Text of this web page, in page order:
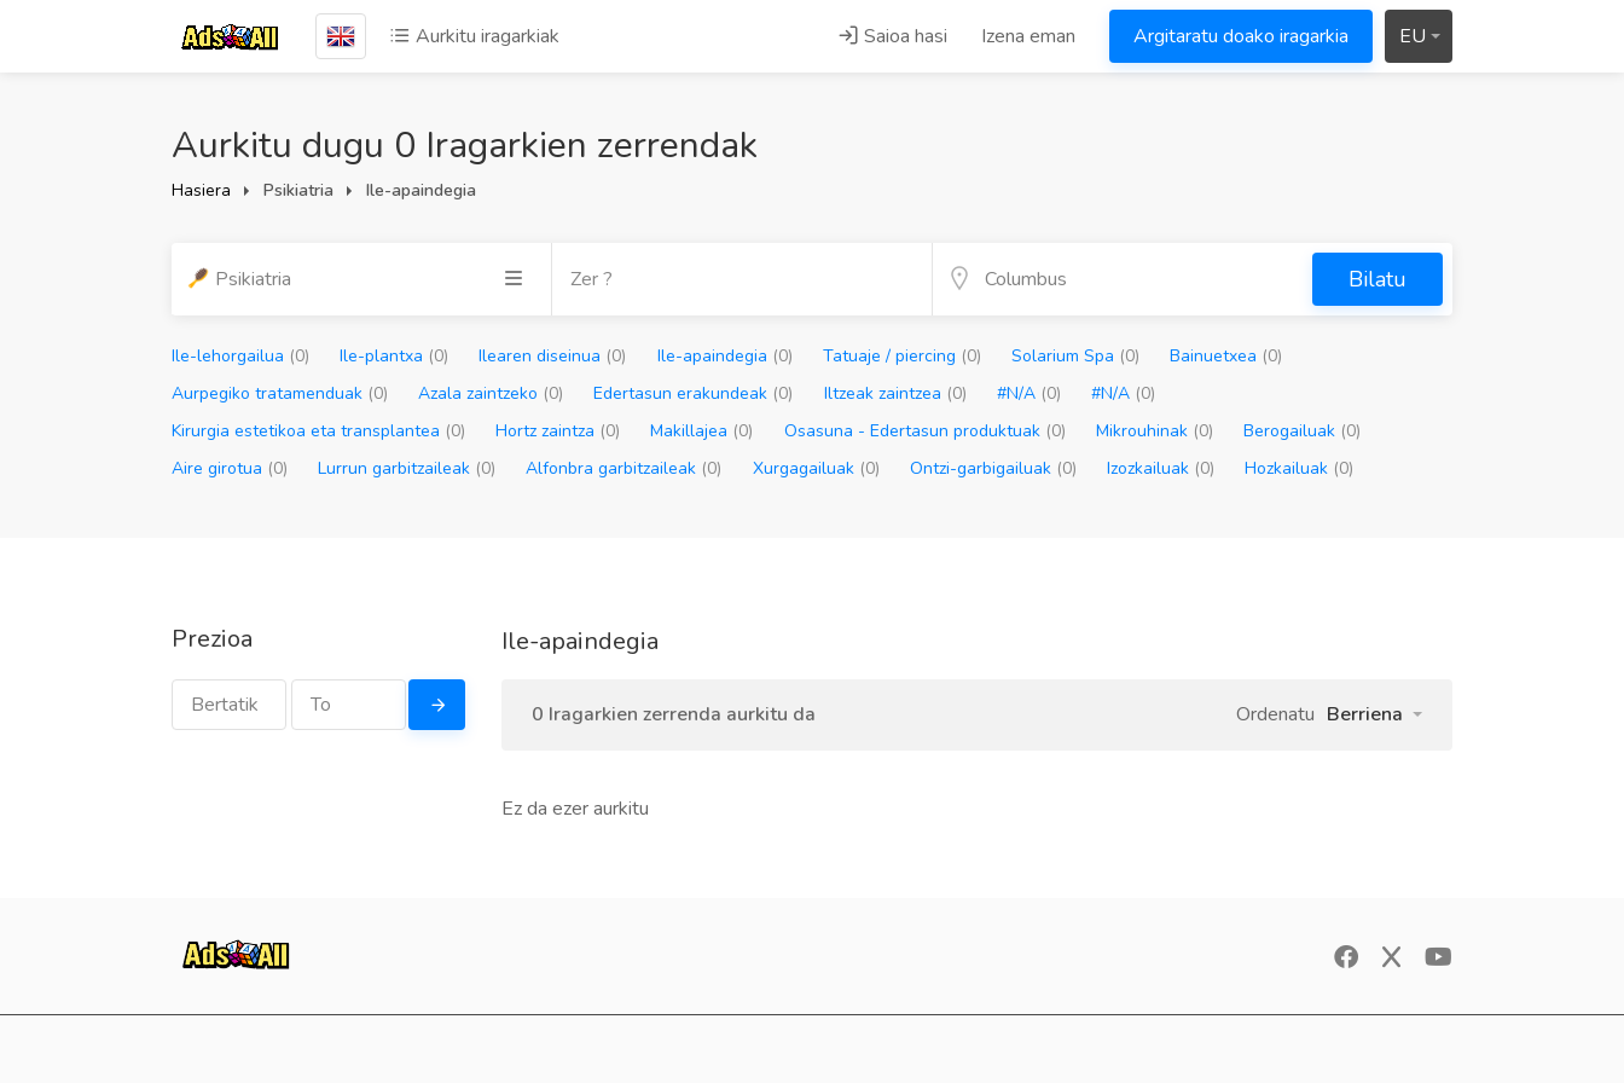
Aurkitu iragarkiak Saioa hasi Izena eman Argitaratu doako iragarkia EU
Aurkitu dugu 0 Iragarkien zerrendak
Hasiera Psikiatria Ile-apaindegia
Psikiatria Bilatu
Ile-lehorgailua (0) Ile-plantxa (0) Ilearen diseinua (0) Ile-apaindegia (0) Tatuaje / piercing (0) Solarium Spa (0) Bainuetxea (0)
Aurpegiko tratamenduak (0) Azala zaintzeko (0) Edertasun erakundeak (0) Iltzeak zaintzea (0) #N/A (0) #N/A (0)
Kirurgia estetikoa eta transplantea (0) Hortz zaintza (0) Makillajea (0) Osasuna - Edertasun produktuak (0) Mikrouhinak (0) Berogailuak (0)
Aire girotua (0) Lurrun garbitzaileak (0) Alfonbra garbitzaileak (0) Xurgagailuak (0) Ontzi-garbigailuak (0) Izozkailuak (0) Hozkailuak (0)
Prezioa Ile-apaindegia
0 Iragarkien zerrenda aurkitu da Ordenatu Berriena
Ez da ezer aurkitu